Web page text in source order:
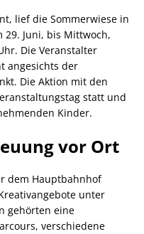
lief die Sommerwiese in
29. Juni, bis Mittwoch,
Die Veranstalter
angesichts der
Die Aktion mit den
statt und
Kinder.
vor Ort
dem Hauptbahnhof
unter
gehörten eine
verschiedene